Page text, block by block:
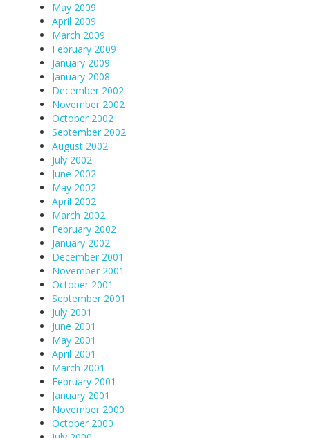
May 2009
April 2009
March 2009
February 2009
January 2009
January 2008
December 2002
November 2002
October 2002
September 2002
August 2002
July 2002
June 2002
May 2002
April 2002
March 2002
February 2002
January 2002
December 2001
November 2001
October 2001
September 2001
July 2001
June 2001
May 2001
April 2001
March 2001
February 2001
January 2001
November 2000
October 2000